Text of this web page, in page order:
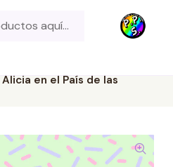
de fabricación propia,
el despacho
en el País de las